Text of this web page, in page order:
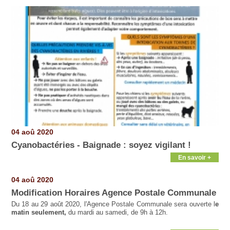
04 aoû 2020
Cyanobactéries - Baignade : soyez vigilant !
En savoir +
04 aoû 2020
Modification Horaires Agence Postale Communale
Du 18 au 29 août 2020, l'Agence Postale Communale sera ouverte le
matin seulement, du mardi au samedi, de 9h à 12h.